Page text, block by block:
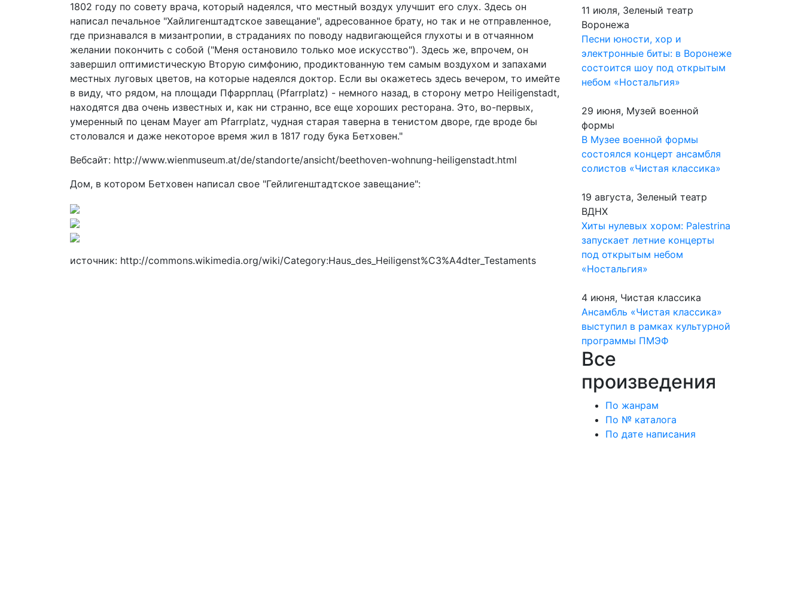
1802 году по совету врача, который надеялся, что местный воздух улучшит его слух. Здесь он
написал печальное "Хайлигенштадтское завещание", адресованное брату, но так и не отправленное,
где признавался в мизантропии, в страданиях по поводу надвигающейся глухоты и в отчаянном
желании покончить с собой ("Меня остановило только мое искусство"). Здесь же, впрочем, он
завершил оптимистическую Вторую симфонию, продиктованную тем самым воздухом и запахами
местных луговых цветов, на которые надеялся доктор. Если вы окажетесь здесь вечером, то имейте
в виду, что рядом, на площади Пфаррплац (Pfarrplatz) - немного назад, в сторону метро Hеiligenstadt,
находятся два очень известных и, как ни странно, все еще хороших ресторана. Это, во-первых,
умеренный по ценам Mayer am Pfarrplatz, чудная старая таверна в тенистом дворе, где вроде бы
столовался и даже некоторое время жил в 1817 году бука Бетховен."
Вебсайт: http://www.wienmuseum.at/de/standorte/ansicht/beethoven-wohnung-heiligenstadt.html
Дом, в котором Бетховен написал свое "Гейлигенштадтское завещание":
источник: http://commons.wikimedia.org/wiki/Category:Haus_des_Heiligenst%C3%A4dter_Testaments
11 июля, Зеленый театр
Воронежа
Песни юности, хор и
электронные биты: в Воронеже
состоится шоу под открытым
небом «Ностальгия»
29 июня, Музей военной
формы
В Музее военной формы
состоялся концерт ансамбля
солистов «Чистая классика»
19 августа, Зеленый театр
ВДНХ
Хиты нулевых хором: Palestrina
запускает летние концерты
под открытым небом
«Ностальгия»
4 июня, Чистая классика
Ансамбль «Чистая классика»
выступил в рамках культурной
программы ПМЭФ
Все
произведения
По жанрам
По № каталога
По дате написания